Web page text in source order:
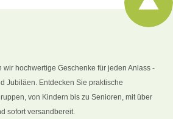
wir hochwertige Geschenke für jeden Anlass -
Jubiläen. Entdecken Sie praktische
von Kindern bis zu Senioren, mit über
sofort versandbereit.